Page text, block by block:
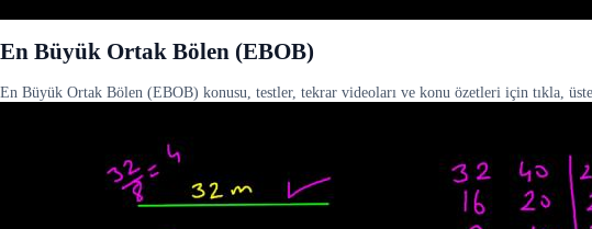
En Büyük Ortak Bölen (EBOB)
En Büyük Ortak Bölen (EBOB) konusu, testler, tekrar videoları ve konu özetleri için tıkla,